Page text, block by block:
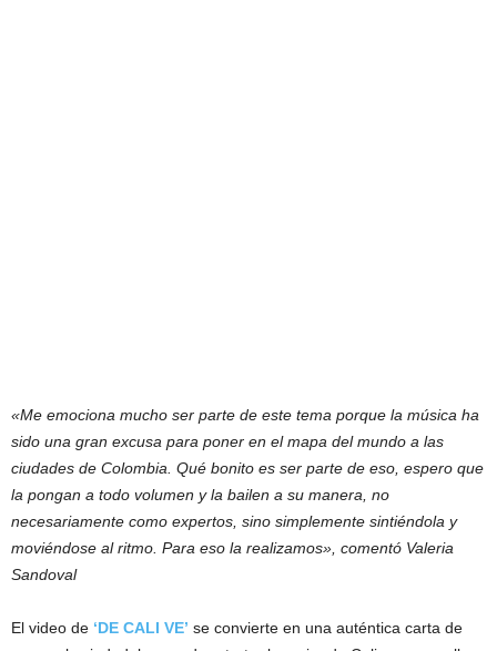
«Me emociona mucho ser parte de este tema porque la música ha
sido una gran excusa para poner en el mapa del mundo a las
ciudades de Colombia. Qué bonito es ser parte de eso, espero que
la pongan a todo volumen y la bailen a su manera, no
necesariamente como expertos, sino simplemente sintiéndola y
moviéndose al ritmo. Para eso la realizamos», comentó Valeria
Sandoval
El video de ‘DE CALI VE’ se convierte en una auténtica carta de